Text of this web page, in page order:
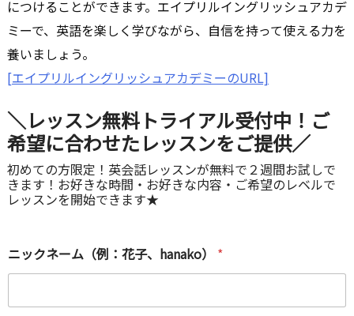
につけることができます。エイプリルイングリッシュアカデ
ミーで、英語を楽しく学びながら、自信を持って使える力を
養いましょう。
[エイプリルイングリッシュアカデミーのURL]
＼レッスン無料トライアル受付中！ご
希望に合わせたレッスンをご提供／
初めての方限定！英会話レッスンが無料で２週間お試しで
きます！お好きな時間・お好きな内容・ご希望のレベルで
レッスンを開始できます★
希
望
ク
ニックネーム（例：花子、hanako） *